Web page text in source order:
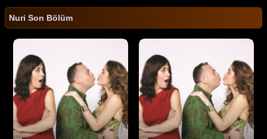
Nuri Son Bölüm